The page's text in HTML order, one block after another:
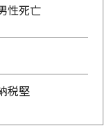
性死亡
税堅